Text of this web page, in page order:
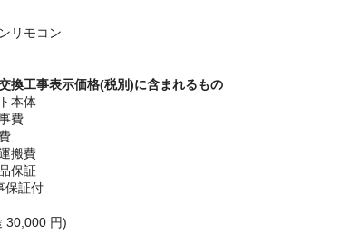
リモコン
換工事表示価格(税別)に含まれるもの
本体
費
搬費
保証
保証付
30,000 円)